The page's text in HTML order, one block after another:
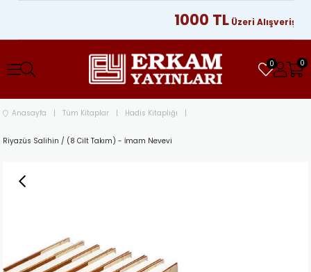
1000 TLÜzeri
0 0
Anasayfa Tüm Kitaplar Hadis Kitaplığı
Riyazüs Salihin / (8 Cilt Takım) - İmam Nevevi